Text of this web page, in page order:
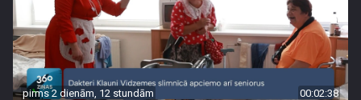
pirms 2 dienām, 12 stundām 00:02:38